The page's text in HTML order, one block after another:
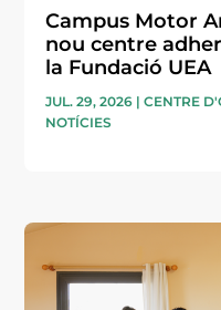
Campus Motor
nou centre
la Fundació UEA
JUL. 29, 2026 |CENTRE
NOTÍCIES